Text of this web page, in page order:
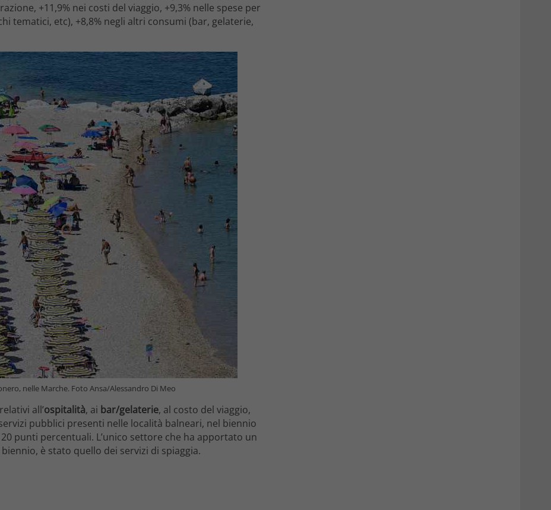
+11,9% nei costi del viaggio, +9,3% nelle spese per
tematici, etc), +8,8% negli altri consumi (bar, gelaterie,
nelle Marche. Foto Ansa/Alessandro Di Meo
relativi all’ospitalità, ai bar/gelaterie, al costo del viaggio,
pubblici presenti nelle località balneari, nel biennio
punti percentuali. L’unico settore che ha apportato un
è stato quello dei servizi di spiaggia.